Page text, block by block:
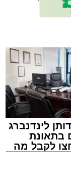
לינדנברג
בתאונת
לקבל מה